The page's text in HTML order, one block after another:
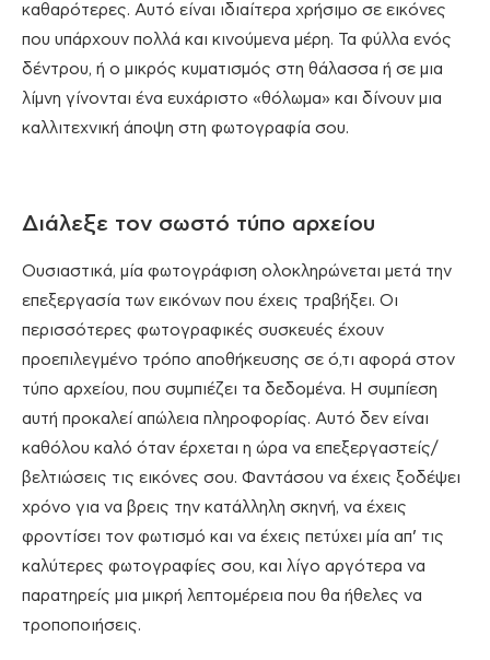
καθαρότερες. Αυτό είναι ιδιαίτερα χρήσιμο σε εικόνες
που υπάρχουν πολλά και κινούμενα μέρη. Τα φύλλα ενός
δέντρου, ή ο μικρός κυματισμός στη θάλασσα ή σε μια
λίμνη γίνονται ένα ευχάριστο «θόλωμα» και δίνουν μια
καλλιτεχνική άποψη στη φωτογραφία σου.
Διάλεξε τον σωστό τύπο αρχείου
Ουσιαστικά, μία φωτογράφιση ολοκληρώνεται μετά την
επεξεργασία των εικόνων που έχεις τραβήξει. Οι
περισσότερες φωτογραφικές συσκευές έχουν
προεπιλεγμένο τρόπο αποθήκευσης σε ό,τι αφορά στον
τύπο αρχείου, που συμπιέζει τα δεδομένα. Η συμπίεση
αυτή προκαλεί απώλεια πληροφορίας. Αυτό δεν είναι
καθόλου καλό όταν έρχεται η ώρα να επεξεργαστείς/
βελτιώσεις τις εικόνες σου. Φαντάσου να έχεις ξοδέψει
χρόνο για να βρεις την κατάλληλη σκηνή, να έχεις
φροντίσει τον φωτισμό και να έχεις πετύχει μία απ’ τις
καλύτερες φωτογραφίες σου, και λίγο αργότερα να
παρατηρείς μια μικρή λεπτομέρεια που θα ήθελες να
τροποποιήσεις.